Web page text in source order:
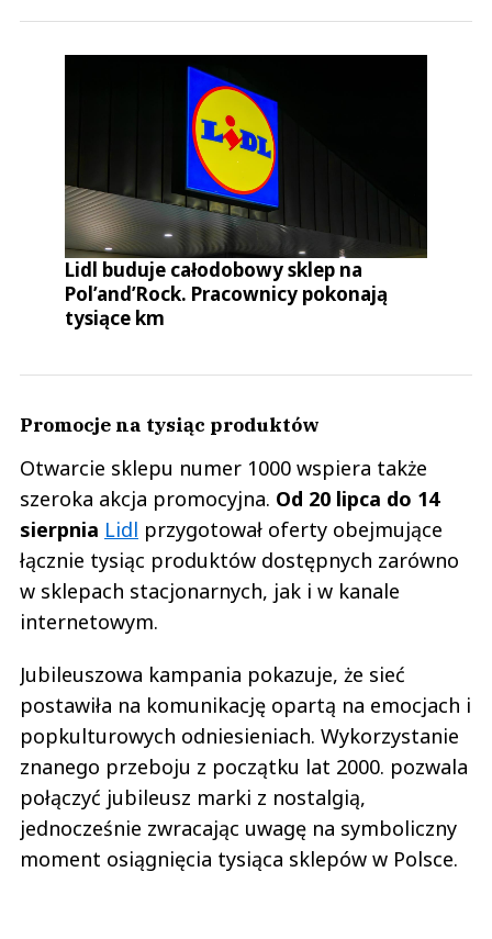
Lidl buduje całodobowy sklep na
Pol’and’Rock. Pracownicy pokonają
tysiące km
Promocje na tysiąc produktów
Otwarcie sklepu numer 1000 wspiera także
szeroka akcja promocyjna. Od 20 lipca do 14
sierpnia Lidl przygotował oferty obejmujące
łącznie tysiąc produktów dostępnych zarówno
w sklepach stacjonarnych, jak i w kanale
internetowym.
Jubileuszowa kampania pokazuje, że sieć
postawiła na komunikację opartą na emocjach i
popkulturowych odniesieniach. Wykorzystanie
znanego przeboju z początku lat 2000. pozwala
połączyć jubileusz marki z nostalgią,
jednocześnie zwracając uwagę na symboliczny
moment osiągnięcia tysiąca sklepów w Polsce.